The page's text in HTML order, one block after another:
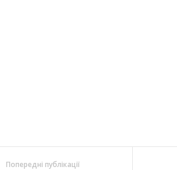
Попередні публікації